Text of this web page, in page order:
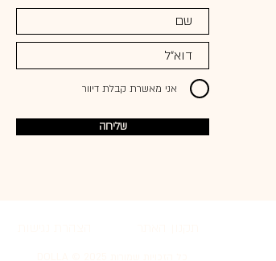
אני מאשרת קבלת דיוור
שליחה